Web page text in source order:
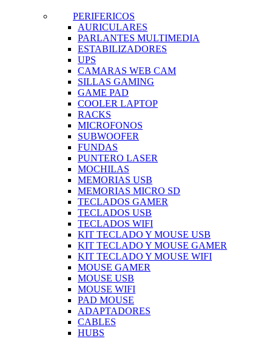
PERIFERICOS
AURICULARES
PARLANTES MULTIMEDIA
ESTABILIZADORES
UPS
CAMARAS WEB CAM
SILLAS GAMING
GAME PAD
COOLER LAPTOP
RACKS
MICROFONOS
SUBWOOFER
FUNDAS
PUNTERO LASER
MOCHILAS
MEMORIAS USB
MEMORIAS MICRO SD
TECLADOS GAMER
TECLADOS USB
TECLADOS WIFI
KIT TECLADO Y MOUSE USB
KIT TECLADO Y MOUSE GAMER
KIT TECLADO Y MOUSE WIFI
MOUSE GAMER
MOUSE USB
MOUSE WIFI
PAD MOUSE
ADAPTADORES
CABLES
HUBS